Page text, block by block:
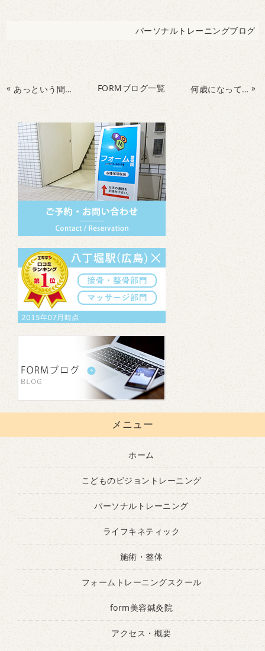
パーソナルトレーニングブログ
« あっという間に過ぎていく日々に・・・運動を FORMブログ一覧 何歳になっても元気でいたい！！ »
メニュー
ホーム
こどものビジョントレーニング
パーソナルトレーニング
ライフキネティック
施術・整体
フォームトレーニングスクール
form美容鍼灸院
アクセス・概要